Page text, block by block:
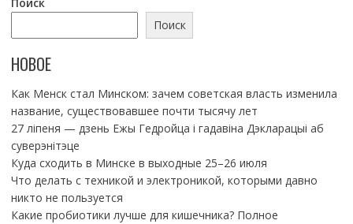
Поиск
НОВОЕ
Как Менск стал Минском: зачем советская власть изменила
название, существовавшее почти тысячу лет
27 ліпеня — дзень Ежы Гедройца і гадавіна Дэкларацыі аб
суверэнітэце
Куда сходить в Минске в выходные 25–26 июля
Что делать с техникой и электроникой, которыми давно
никто не пользуется
Какие пробиотики лучше для кишечника? Полное